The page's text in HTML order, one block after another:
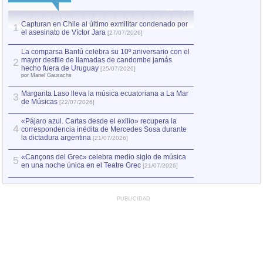
1 Capturan en Chile al último exmilitar condenado por
el asesinato de Víctor Jara [27/07/2026]
2
La comparsa Bantú celebra su 10º aniversario con el
mayor desfile de llamadas de candombe jamás
hecho fuera de Uruguay [25/07/2026]
por Manel Gausachs
3 Margarita Laso lleva la música ecuatoriana a La Mar
de Músicas [22/07/2026]
4
«Pájaro azul. Cartas desde el exilio» recupera la
correspondencia inédita de Mercedes Sosa durante
la dictadura argentina [21/07/2026]
5 «Cançons del Grec» celebra medio siglo de música
en una noche única en el Teatre Grec [21/07/2026]
PUBLICIDAD